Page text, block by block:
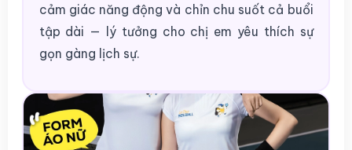
cảm giác năng động và chỉn chu suốt cả buổi
tập dài — lý tưởng cho chị em yêu thích sự
gọn gàng lịch sự.